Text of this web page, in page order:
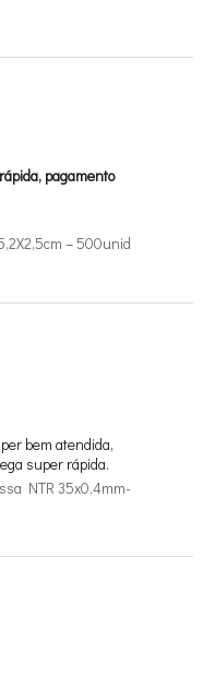
pagamento
– 500unid
bem atendida,
super rápida.
NTR 35x0,4mm-